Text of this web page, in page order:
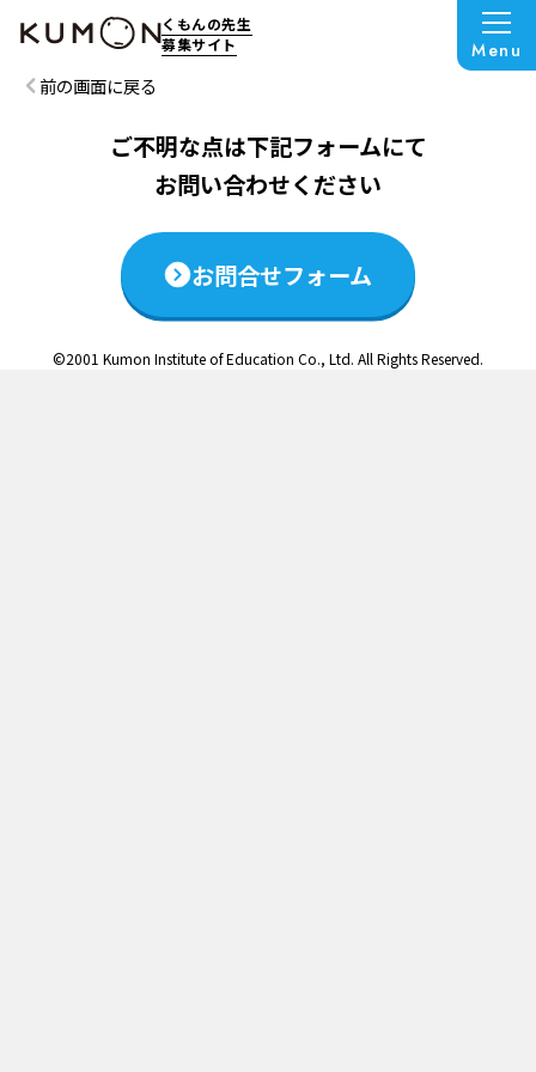
くもんの先生
募集サイト
Menu
この説明会は終了いたしました
前の画面に戻る
ご不明な点は下記フォームにて
お問い合わせください
お問合せフォーム
©2001 Kumon Institute of Education Co., Ltd. All Rights Reserved.